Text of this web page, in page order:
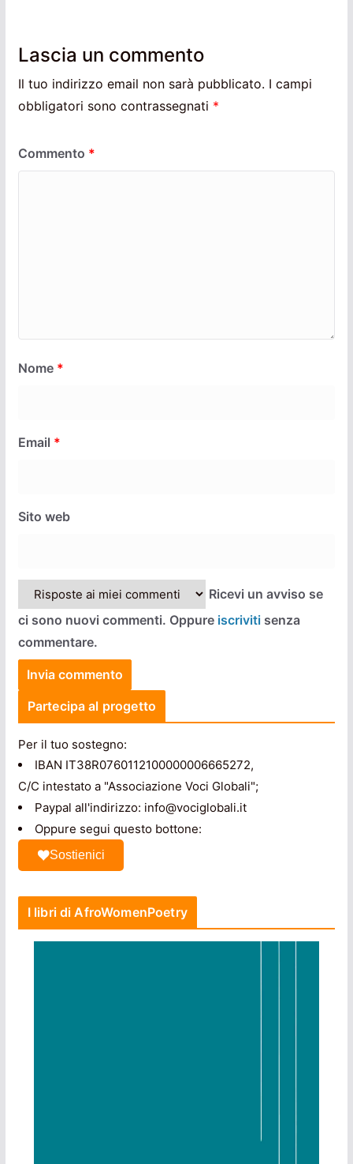
Lascia un commento
Il tuo indirizzo email non sarà pubblicato. I campi
obbligatori sono contrassegnati *
Commento *
Nome *
Email *
Sito web
Ricevi un avviso se
ci sono nuovi commenti. Oppure iscrivitisenza
commentare.
Partecipa al progetto
Per il tuo sostegno:
IBAN IT38R0760112100000006665272,
C/C intestato a "Associazione Voci Globali";
Paypal all'indirizzo: info@vociglobali.it
Oppure segui questo bottone:
Sostienici
I libri di AfroWomenPoetry